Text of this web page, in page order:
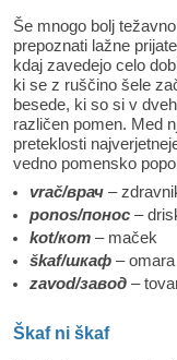
Še mnogo bolj
prepoznati lažne
kdaj zavedejo celo
ki se z ruščino šele
besede, ki so si v
različen pomen. Med
preteklosti
vedno pomensko
vrač/врач –
ponos/понос–
kot/кот– maček
škaf/шкаф– omara
zavod/завод–
Škaf ni škaf